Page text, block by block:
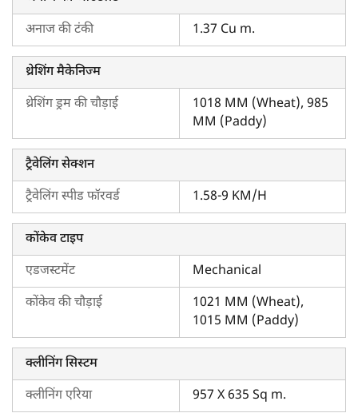
अनाज की टंकी
1.37 Cu m.
थ्रेशिंग मैकेनिज्म
थ्रेशिंग ड्रम की चौड़ाई
1018 MM (Wheat), 985
MM (Paddy)
ट्रैवेलिंग सेक्शन
ट्रैवेलिंग स्पीड फॉरवर्ड
1.58-9 KM/H
कोंकेव टाइप
एडजस्टमेंट
Mechanical
कोंकेव की चौड़ाई
1021 MM (Wheat),
1015 MM (Paddy)
क्लीनिंग सिस्टम
क्लीनिंग एरिया
957 X 635 Sq m.